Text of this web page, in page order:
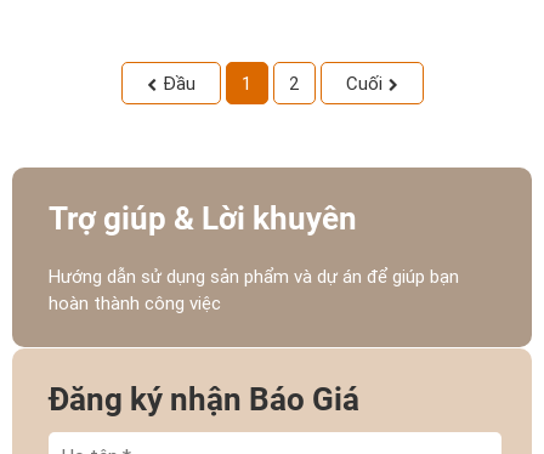
Đầu 1 2 Cuối
Trợ giúp & Lời khuyên
Hướng dẫn sử dụng sản phẩm và dự án để giúp bạn
hoàn thành công việc
Đăng ký nhận Báo Giá